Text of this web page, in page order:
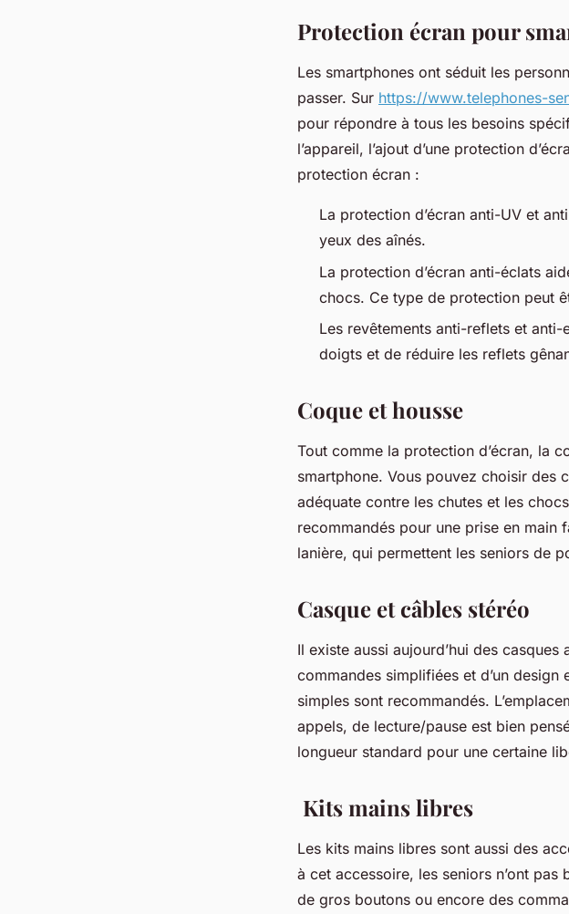
Protection écran pour
Les smartphones ont séduit les
passer. Sur https://www.telephones-
pour répondre à tous les besoins
l’appareil, l’ajout d’une protection
protection écran :
La protection d’écran anti-UV et
yeux des aînés.
La protection d’écran anti-éclats
chocs. Ce type de protection peut
Les revêtements anti-reflets et
doigts et de réduire les reflets
Coque et housse
Tout comme la protection d’écran, la
smartphone. Vous pouvez choisir des
adéquate contre les chutes et les
recommandés pour une prise en main
lanière, qui permettent les seniors de
Casque et câbles stéréo
Il existe aussi aujourd’hui des
commandes simplifiées et d’un
simples sont recommandés.
appels, de lecture/pause est bien
longueur standard pour une certaine
Kits mains libres
Les kits mains libres sont aussi des
à cet accessoire, les seniors n’ont
de gros boutons ou encore des